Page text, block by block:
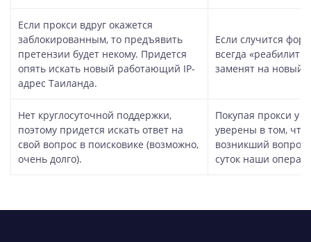
Если прокси вдруг окажется
заблокированным, то предъявить
претензии будет некому. Придется
опять искать новый работающий IP-
адрес Таиланда.
Если случится
всегда
заменят на новый.
Нет круглосуточной поддержки,
поэтому придется искать ответ на
свой вопрос в поисковике (возможно,
очень долго).
Покупая прокси у
уверены в том, что
возникший вопрос
суток наши